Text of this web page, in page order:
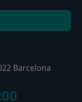
Barcelona